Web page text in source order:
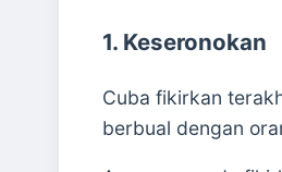
1. Keseronokan
Cuba fikirkan
berbual dengan